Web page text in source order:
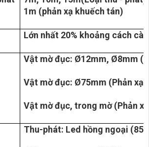
1m (phản xạ khuếch tán)
Lớn nhất 20% khoảng cách
Vật mờ đục: Ø12mm, Ø8mm
Vật mờ đục: Ø75mm (Phản xạ
Vật mờ đục, trong mờ (Phản
Thu-phát: Led hồng ngoại